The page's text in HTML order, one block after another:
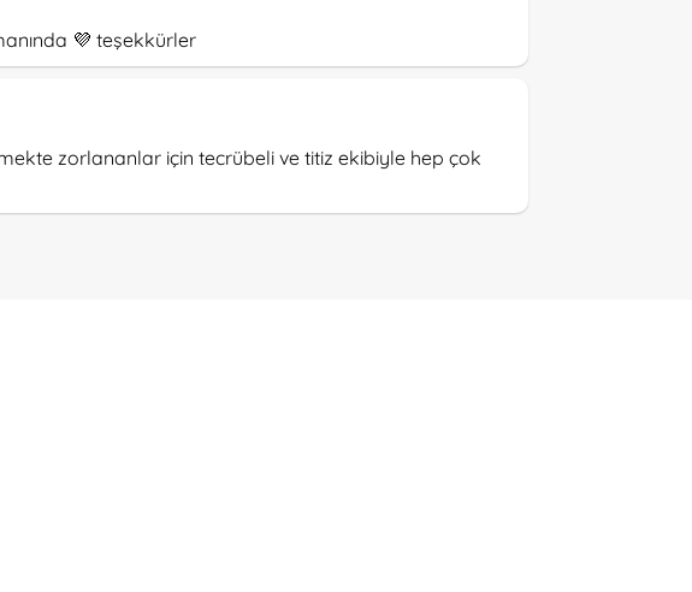
💜 teşekkürler
zorlananlar için tecrübeli ve titiz ekibiyle hep çok